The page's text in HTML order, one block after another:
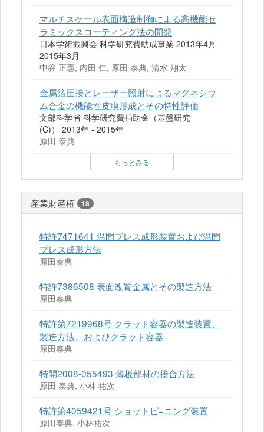
マルチスケール表面構造制御による高機能セ
ラミックスコーティング法の開発
日本学術振興会 科学研究費助成事業 2013年4月 -
2015年3月
中谷 正憲, 内田 仁, 原田 泰典, 清水 翔太
金属箔圧接とレーザー照射によるマグネシウ
ム合金の機能性皮膜形成とその特性評価
文部科学省 科学研究費補助金（基盤研究
(C)） 2013年 - 2015年
原田 泰典
もっとみる
産業財産権 18
特許7471641 温間プレス成形装置および温間
プレス成形方法
原田泰典
特許7386508 表面改質金属とその製造方法
原田泰典
特許第7219968号 クラッド容器の製造装置、
製造方法、およびクラッド容器
原田泰典
特開2008-055493 薄板部材の接合方法
原田 泰典, 小林 祐次
特許第4059421号 ショットピ−ニング装置
原田泰典, 小林祐次